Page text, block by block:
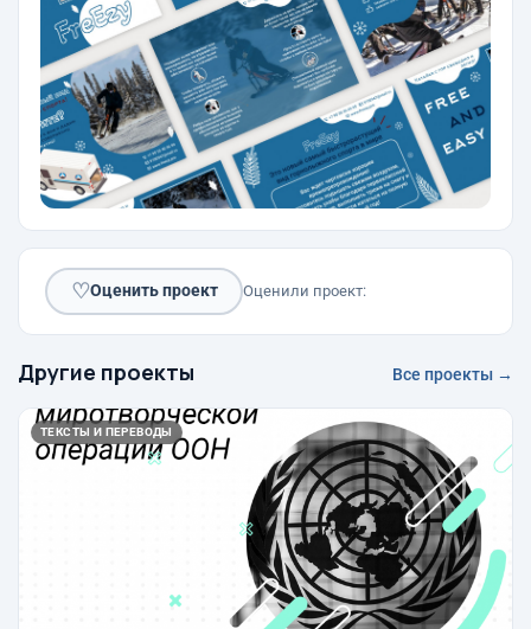
♡Оценить проект Оценили проект:
Другие проекты Все проекты →
ТЕКСТЫ И ПЕРЕВОДЫ